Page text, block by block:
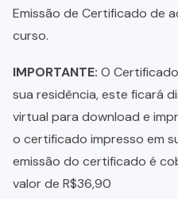
Emissão de Certificado de
curso.
IMPORTANTE: O
sua residência, este ficará
virtual para download e
o certificado impresso em
emissão do certificado é
valor de R$36,90